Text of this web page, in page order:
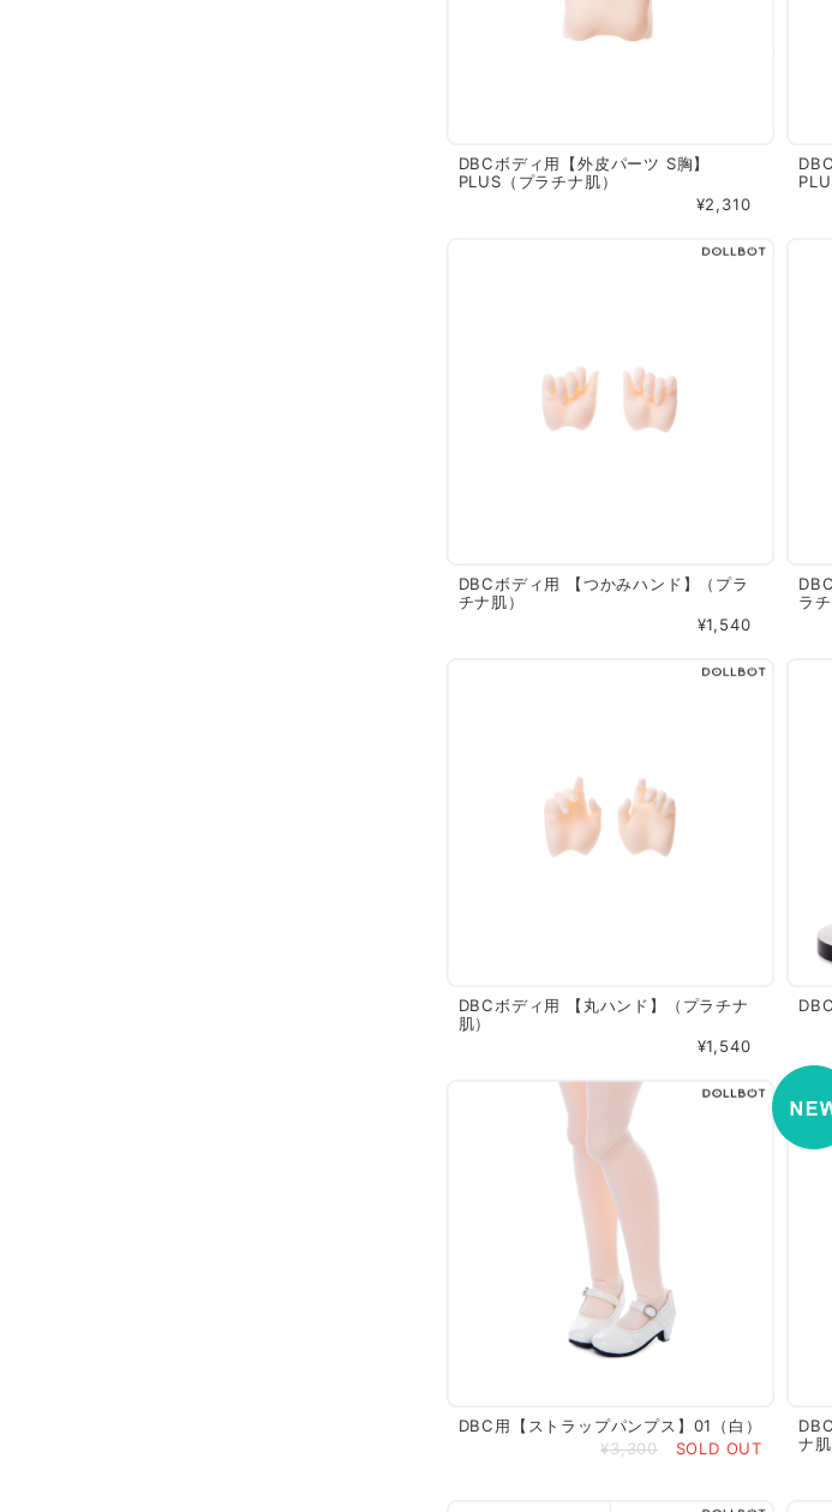
DBCボディ用【外皮パーツ S胸】
PLUS（プラチナ肌）
¥2,310
DBCボディ用 【つかみハンド】（プラ
チナ肌）
¥1,540
ラチ
DBCボディ用 【丸ハンド】（プラチナ
肌）
¥1,540
DBC用【ストラップパンプス】01（白）
¥3,300
SOLD OUT
ナ肌